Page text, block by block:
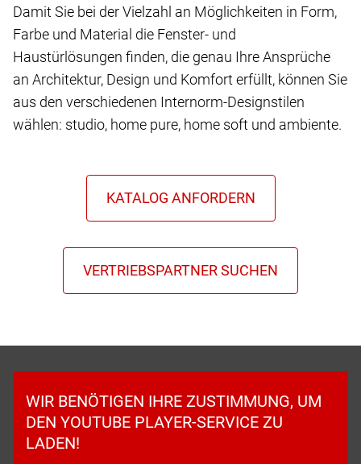
Damit Sie bei der Vielzahl an Möglichkeiten in Form,
Farbe und Material die Fenster- und
Haustürlösungen finden, die genau Ihre Ansprüche
an Architektur, Design und Komfort erfüllt, können Sie
aus den verschiedenen Internorm-Designstilen
wählen: studio, home pure, home soft und ambiente.
WIR BENÖTIGEN IHRE ZUSTIMMUNG, UM
DEN YOUTUBE PLAYER-SERVICE ZU
LADEN!